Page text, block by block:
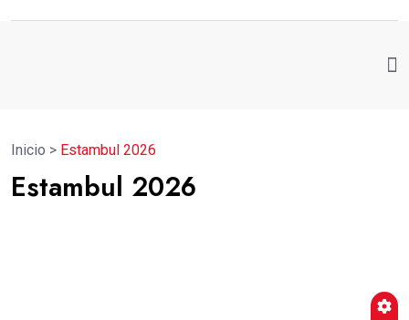
Inicio > Estambul 2026
Estambul 2026